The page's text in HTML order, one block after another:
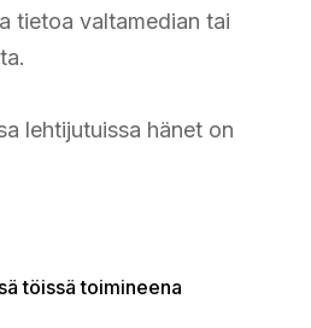
tietoa valtamedian tai
lehtijutuissa hänet on
töissä toimineena